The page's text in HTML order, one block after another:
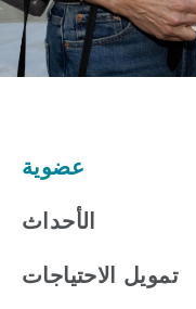
عضوية
الأحداث
تمويل الاحتياجات